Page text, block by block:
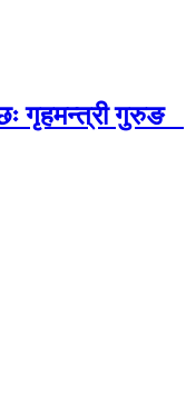
गृहमन्त्री गुरुङ